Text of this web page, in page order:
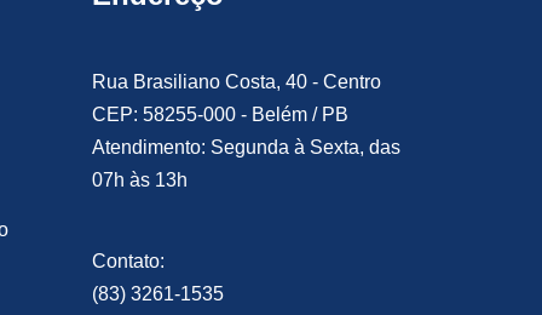
Rua Brasiliano Costa, 40 - Centro
CEP: 58255-000 - Belém / PB
Atendimento: Segunda à Sexta, das
07h às 13h
Contato:
(83) 3261-1535